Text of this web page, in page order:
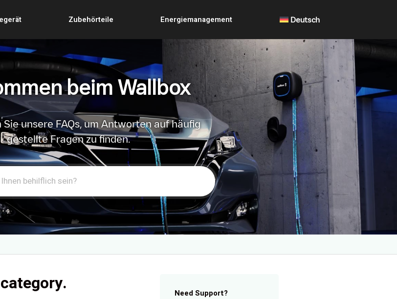
Zubehörteile Energiemanagement Deutsch
beim Wallbox
unsere FAQs, um Antworten auf häufig
gestellte Fragen zu finden.
Need Support?